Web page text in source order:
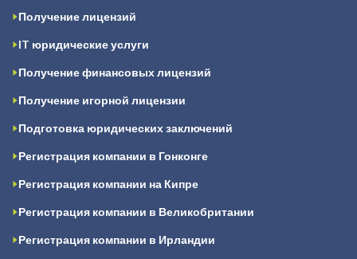
Получение лицензий
IT юридические услуги
Получение финансовых лицензий
Получение игорной лицензии
Подготовка юридических заключений
Регистрация компании в Гонконге
Регистрация компании на Кипре
Регистрация компании в Великобритании
Регистрация компании в Ирландии